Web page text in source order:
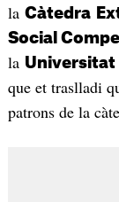
la Càtedra
Social
la Universitat
que et traslladi
patrons de la